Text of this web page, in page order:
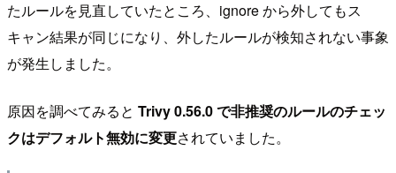
たルールを見直していたところ、ignore から外してもス
キャン結果が同じになり、外したルールが検知されない事象
が発生しました。
原因を調べてみると Trivy 0.56.0 で非推奨のルールのチェッ
クはデフォルト無効に変更されていました。